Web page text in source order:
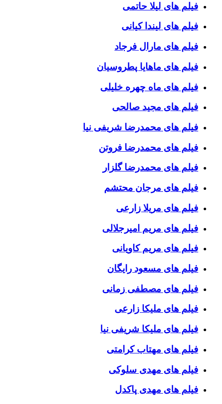
فیلم های لیلا حاتمی
فیلم های لیندا کیانی
فیلم های مارال فرجاد
فیلم های ماهایا پطروسیان
فیلم های ماه چهره خلیلی
فیلم های مجید صالحی
فیلم های محمدرضا شریفی نیا
فیلم های محمدرضا فروتن
فیلم های محمدرضا گلزار
فیلم های مرجان محتشم
فیلم های مریلا زارعی
فیلم های مریم امیرجلالی
فیلم های مریم کاویانی
فیلم های مسعود رایگان
فیلم های مصطفی زمانی
فیلم های ملیکا زارعی
فیلم های ملیکا شریفی نیا
فیلم های مهتاب کرامتی
فیلم های مهدی سلوکی
فیلم های مهدی پاکدل